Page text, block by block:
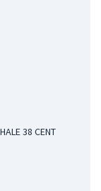
38 CENT